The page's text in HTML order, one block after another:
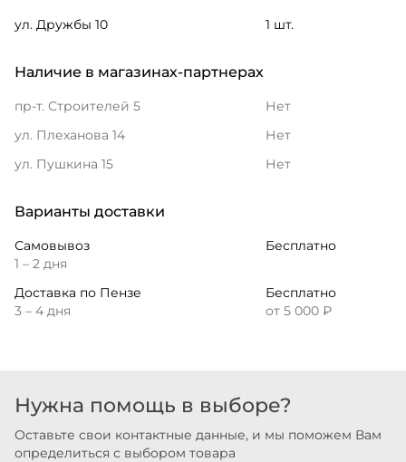
ул. Дружбы 10 1 шт.
Наличие в магазинах-партнерах
пр-т. Строителей 5
Нет
ул. Плеханова 14
Нет
ул. Пушкина 15
Нет
Варианты доставки
Самовывоз
1 – 2 дня
Бесплатно
Доставка по Пензе
3 – 4 дня
Бесплатно
от 5 000 ₽
Нужна помощь в выборе?
Оставьте свои контактные данные, и мы поможем Вам
определиться с выбором товара